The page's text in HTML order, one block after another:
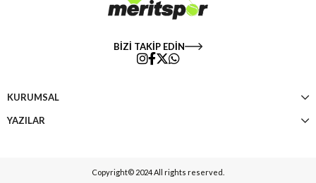
BİZİ TAKİP EDİN
KURUMSAL
YAZILAR
Copyright© 2024 All rights reserved.